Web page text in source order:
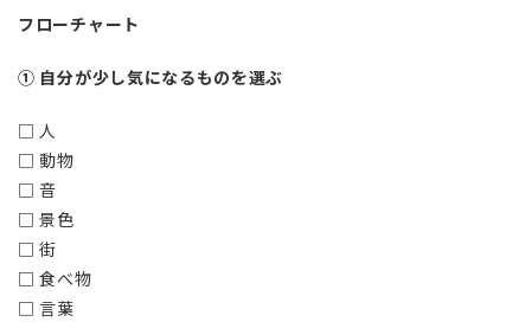
フローチャート
① 自分が少し気になるものを選ぶ
□ 人
□ 動物
□ 音
□ 景色
□ 街
□ 食べ物
□ 言葉